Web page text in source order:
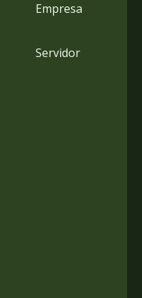
Empresa
Servidor